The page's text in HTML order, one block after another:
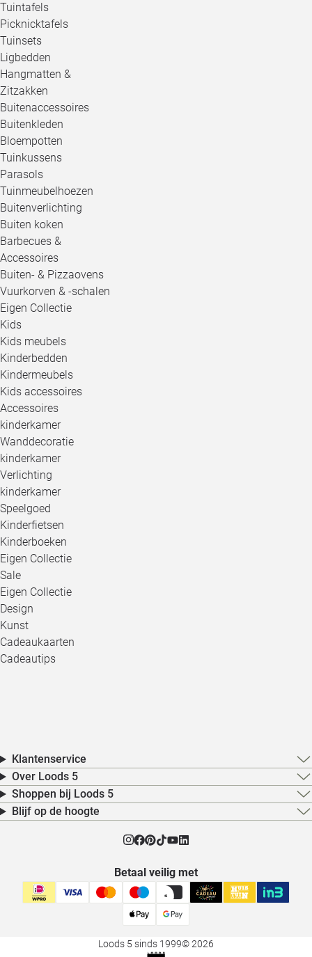
Tuintafels
Picknicktafels
Tuinsets
Ligbedden
Hangmatten &
Zitzakken
Buitenaccessoires
Buitenkleden
Bloempotten
Tuinkussens
Parasols
Tuinmeubelhoezen
Buitenverlichting
Buiten koken
Barbecues &
Accessoires
Buiten- & Pizzaovens
Vuurkorven & -schalen
Eigen Collectie
Kids
Kids meubels
Kinderbedden
Kindermeubels
Kids accessoires
Accessoires
kinderkamer
Wanddecoratie
kinderkamer
Verlichting
kinderkamer
Speelgoed
Kinderfietsen
Kinderboeken
Eigen Collectie
Sale
Eigen Collectie
Design
Kunst
Cadeaukaarten
Cadeautips
Klantenservice
Over Loods 5
Shoppen bij Loods 5
Blijf op de hoogte
Betaal veilig met
Loods 5 sinds 1999© 2026